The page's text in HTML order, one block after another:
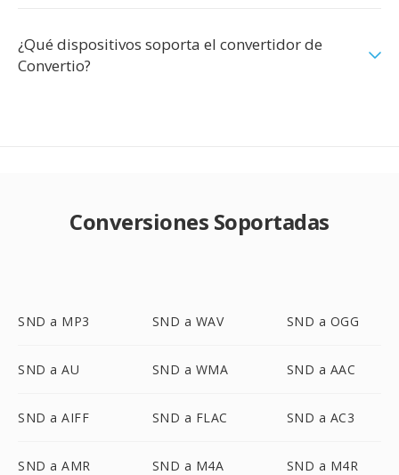
¿Qué dispositivos soporta el convertidor de
Convertio?
Conversiones Soportadas
SND a MP3 SND a WAV SND a OGG
SND a AU SND a WMA SND a AAC
SND a AIFF SND a FLAC SND a AC3
SND a AMR SND a M4A SND a M4R